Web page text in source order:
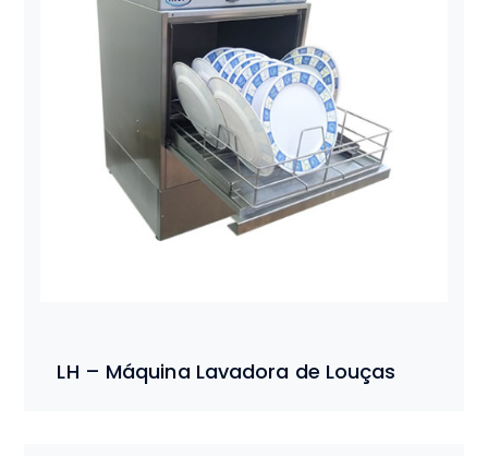
LH – Máquina Lavadora de Louças